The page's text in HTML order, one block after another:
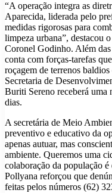
“A operação integra as
Aparecida, liderada pelo
medidas rigorosas para
limpeza urbana”, destacou
Coronel Godinho. Além das
conta com forças-tarefas
roçagem de terrenos
Secretaria de
Buriti Sereno receberá uma
dias.
A secretária de Meio
preventivo e educativo da
apenas autuar, mas
ambiente. Queremos uma
colaboração da população é
Pollyana reforçou que
feitas pelos números (62)